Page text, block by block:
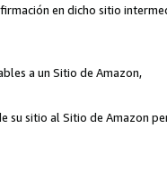
en dicho sitio
a un Sitio de Amazon,
su sitio al Sitio de Amazon